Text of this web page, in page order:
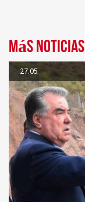
Más noticias
27.05